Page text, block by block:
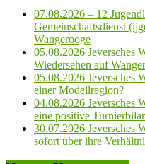
07.08.2026 – 12
Gemeinschaftsdienst
Wangerooge
05.08.2026 Jeversches
Wiedersehen auf
05.08.2026 Jeversches
einer Modellregion?
04.08.2026 Jeversches
eine positive
30.07.2026 Jeversches
sofort über ihre